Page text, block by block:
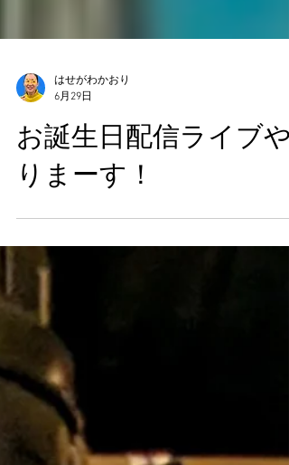
はせがわかおり
6月29日
りまーす！